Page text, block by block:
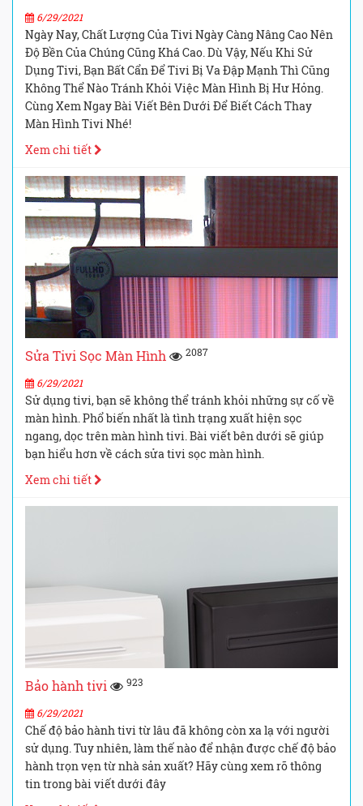
6/29/2021
Ngày Nay, Chất Lượng Của Tivi Ngày Càng Nâng Cao Nên
Độ Bền Của Chúng Cũng Khá Cao. Dù Vậy, Nếu Khi Sử
Dụng Tivi, Bạn Bất Cẩn Để Tivi Bị Va Đập Mạnh Thì Cũng
Không Thể Nào Tránh Khỏi Việc Màn Hình Bị Hư Hỏng.
Cùng Xem Ngay Bài Viết Bên Dưới Để Biết Cách Thay
Màn Hình Tivi Nhé!
Xem chi tiết
Sửa Tivi Sọc Màn Hình 2087
6/29/2021
Sử dụng tivi, bạn sẽ không thể tránh khỏi những sự cố về
màn hình. Phổ biến nhất là tình trạng xuất hiện sọc
ngang, dọc trên màn hình tivi. Bài viết bên dưới sẽ giúp
bạn hiểu hơn về cách sửa tivi sọc màn hình.
Xem chi tiết
Bảo hành tivi 923
6/29/2021
Chế độ bảo hành tivi từ lâu đã không còn xa lạ với người
sử dụng. Tuy nhiên, làm thế nào để nhận được chế độ bảo
hành trọn vẹn từ nhà sản xuất? Hãy cùng xem rõ thông
tin trong bài viết dưới đây